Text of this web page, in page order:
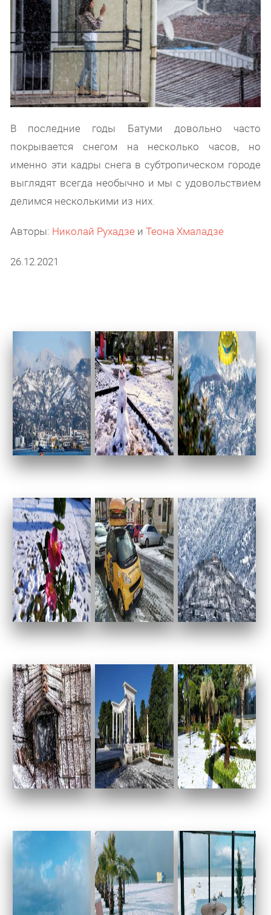
В последние годы Батуми довольно часто
покрывается снегом на несколько часов, но
именно эти кадры снега в субтропическом городе
выглядят всегда необычно и мы с удовольствием
делимся несколькими из них.
Авторы: Николай Рухадзе иТеона Хмаладзе
26.12.2021